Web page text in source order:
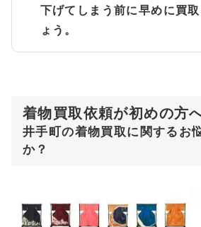
下げてしまう前に早めに買
ょう。
着物買取依頼が初めの方
井手町の着物買取に関するお
か？